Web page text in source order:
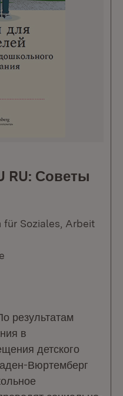
RU: Советы
für Soziales, Arbeit
результатам
в
детского
Вюртемберг